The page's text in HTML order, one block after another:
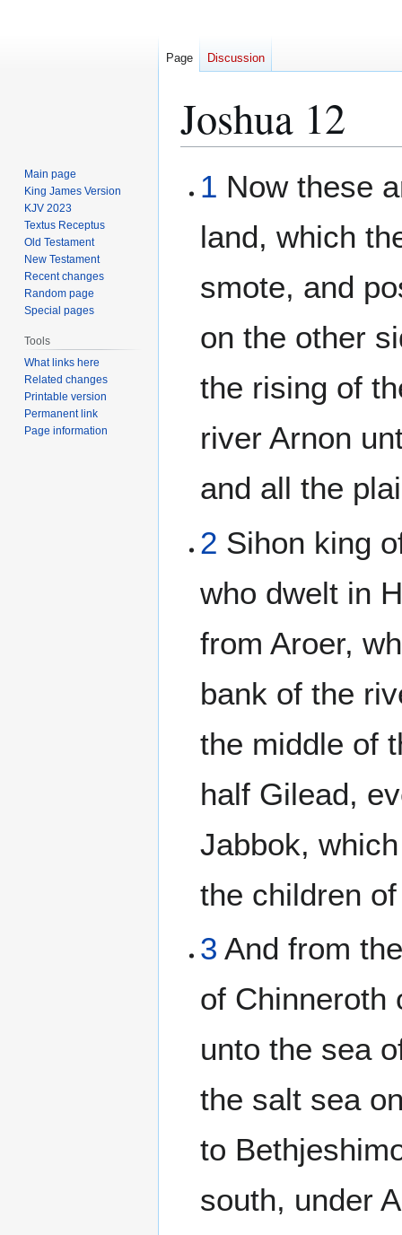
Joshua 12
toto
1 Now these
land, which
smote, and
on the other
the rising of
river Arnon
and all the
2 Sihon king
who dwelt in
from Aroer,
bank of the
the middle of
half Gilead,
Jabbok,
the children
3 And from
of Chinneroth
unto the sea
the salt sea
to
south, under
Page Discussion
Main page
King James Version
KJV 2023
Textus Receptus
Old Testament
New Testament
Recent changes
Random page
Special pages
Tools
What links here
Related changes
Printable version
Permanent link
Page information